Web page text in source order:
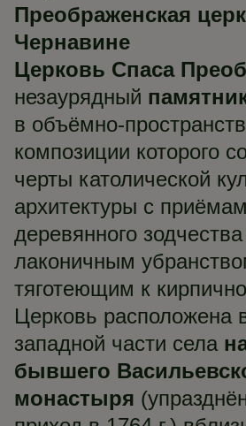
Преображенская
Чернавине
Церковь Спаса
незаурядный
в объёмно-
композиции которого
черты католической
архитектуры с
деревянного
лаконичным
тяготеющим к
Церковь расположена
западной части села
бывшего
монастыря